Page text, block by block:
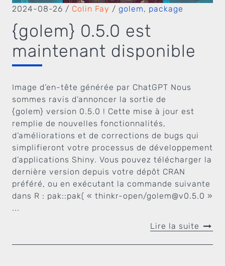
2024-08-26 / Colin Fay / golem, package
{golem} 0.5.0 est
maintenant disponible
Image d’en-tête générée par ChatGPT Nous
sommes ravis d’annoncer la sortie de
{golem} version 0.5.0 ! Cette mise à jour est
remplie de nouvelles fonctionnalités,
d’améliorations et de corrections de bugs qui
simplifieront votre processus de développement
d’applications Shiny. Vous pouvez télécharger la
dernière version depuis votre dépôt CRAN
préféré, ou en exécutant la commande suivante
dans R : pak::pak( « thinkr-open/golem@v0.5.0 »
...
Lire la suite